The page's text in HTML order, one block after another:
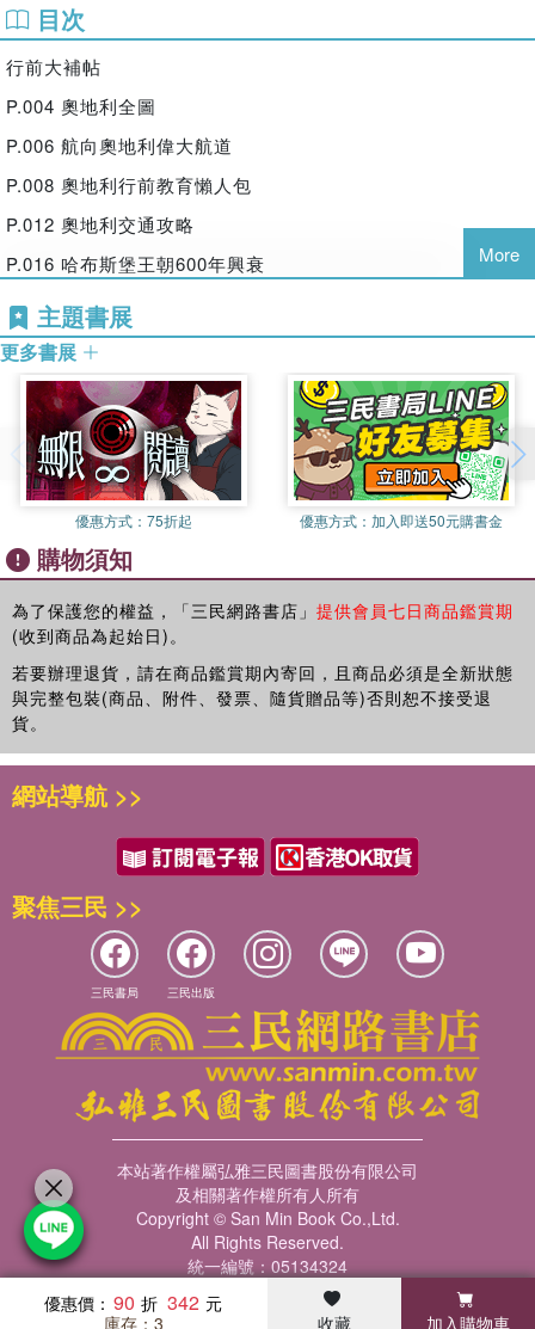
◎善用維也納卡，省錢又省時！
◎藍色多瑙河怎麼玩最優雅浪漫？
★幽默趣味的故事或課堂中沒教的知識，
邊玩邊告訴你～
◎薩爾斯堡的名字其實是「鹽」！
◎讓奧地利國王和皇后迷戀不已的咖啡館在哪？
◎海頓也曾是維也納少年合唱團的一員喔！
◎19世紀女神西西皇后傳奇的悲劇人生！
◎引起法律訴訟的主角竟是蛋糕！
走到哪提醒到哪：該怎麼省錢？怎麼玩才節省時間？什麼交通工具
比較方便？路線該怎麼安排？什麼地方值得欣賞？為什麼要去？
排除資訊焦慮症，你想要的就在這本書裡～
●【必看景點】＋【城堡建築】：告訴你非去不可的原因，怎麼
去、價錢、時間、網址等資訊一網打盡，深入挖掘景點背後典故、
不能錯過的重點，並教你如何玩才能聰明省錢。
術品與名人故居，不知道該怎麼欣賞？本書以圖片和地圖搭配文字
解說，讓你輕鬆理解，不再霧煞煞。
●【如何點菜】：推薦各式價位餐館，把招牌菜貼心標註出來，讓
你從容入座點餐，輕鬆吃飽飽！
●【推薦買物】＋【活動體驗】＋【歷史趣聞】：奧地利有太多小
店小物可逛可買，也有季節性活動等你放膽投入，在遊賞玩樂中，
聆聽奇聞軼事和歷史更迭，讓身心五感滋養滿滿。
資訊看太多忘了呼吸，
讓主題特企陪你從心感受當地生活脈動～
◎維也納百年咖啡館
◎電影《真善美》拍攝場景之旅
◎追尋奧地利音樂家的傳奇故事
◎向藝術大師們致敬
◎同場加映：各大城市的近郊小旅行
被奧地利的浪漫詩情撩得心癢癢？
莫遲疑，現在就帶上這本書，跟著你的心和感覺出發！
目次
行前大補帖
P.004 奧地利全圖
P.006 航向奧地利偉大航道
P.008 奧地利行前教育懶人包
P.012 奧地利交通攻略
P.016 哈布斯堡王朝600年興衰
P.018 奧地利音樂家
P.022 奧地利藝術家
P.026 玩奧地利吃什麼？
P.030 玩奧地利買什麼？
P.033 維也納咖啡館
P.166 真善美電影場景之旅
前進維也納
P.042 維也納行前教育懶人包
P.044 維也納市區地圖
P.046 大維也納地圖
P.047 維也納市區交通
P.048 維也納交通圖
維也納景點名人堂
P.050 聖史蒂芬教堂
【周邊景點】格拉本大街•克爾特納大街•黃金購物廣場•聖彼得
教堂•丁形廣場•尼哈特濕壁畫博物館•音樂之鐘•莫札特紀念館•
美麗的燈街
【延伸景點】百水公寓•維也納藝術館•百水藝術村•普特拉•杜
莎夫人蠟像館•多瑙塔•多瑙城教堂•垃圾焚化爐
P.068 霍夫堡皇宮
【必看重點】聖米歇爾廣場‧宰相宮與亞梅麗宮‧西班牙馬術學
校‧瑞士人大門‧皇家寶物‧宮廷花園‧英雄廣場‧新王宮‧皇宮小教
堂‧奧古斯特教堂‧阿爾貝蒂納宮
【周邊景點】安郝夫教堂‧卡普欽修會教堂‧費爾斯特宮‧修登修
道院
P.080 卡爾教堂
More
主題書展
更多書展
優惠方式： 75折起 優惠方式： 加入即送50元購書金
購物須知
為了保護您的權益，「三民網路書店」 提供會員七日商品鑑賞期
(收到商品為起始日)。
若要辦理退貨，請在商品鑑賞期內寄回，且商品必須是全新狀態
與完整包裝(商品、附件、發票、隨貨贈品等)否則恕不接受退
貨。
優惠價： 90 342
庫存：3 收藏 加入購物車
網站導航 >>
聚焦三民 >>
三民書局 三民出版
本站著作權屬弘雅三民圖書股份有限公司
及相關著作權所有人所有
Copyright © San Min Book Co.,Ltd.
All Rights Reserved.
統一編號：05134324